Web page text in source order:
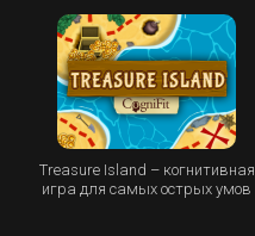
Treasure Island – когнитивная
игра для самых острых умов